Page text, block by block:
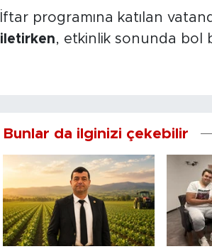
İftar programına katılan
iletirken, etkinlik sonunda bol
Bunlar da ilginizi çekebilir